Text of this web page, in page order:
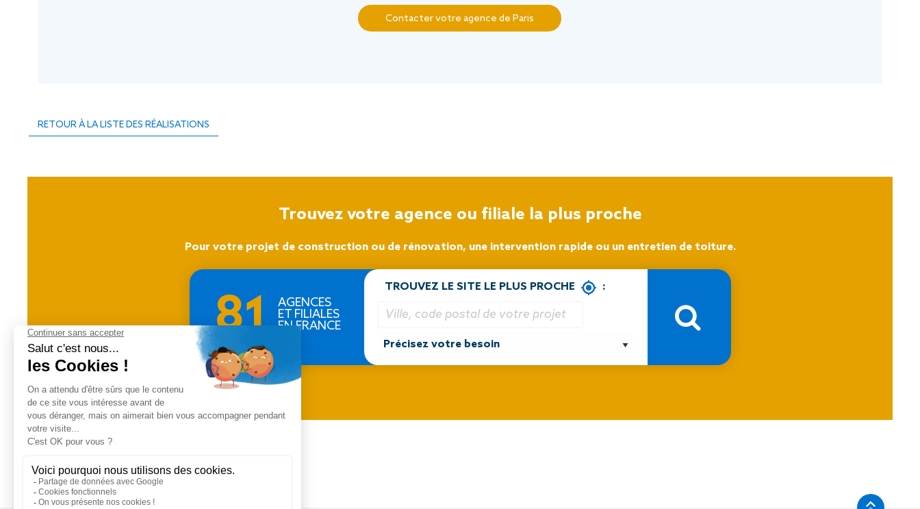
Contacter votre agence de Paris
RETOUR À LA LISTE DES RÉALISATIONS
Trouvez votre agence ou filiale la plus proche
Pour votre projet de construction ou de rénovation, une intervention rapide ou un entretien de toiture.
81
AGENCES
ET FILIALES
EN FRANCE
TROUVEZ LE SITE LE PLUS PROCHE :